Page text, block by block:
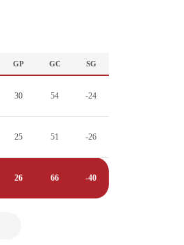
GP GC SG
30 54 -24
25 51 -26
26 66 -40